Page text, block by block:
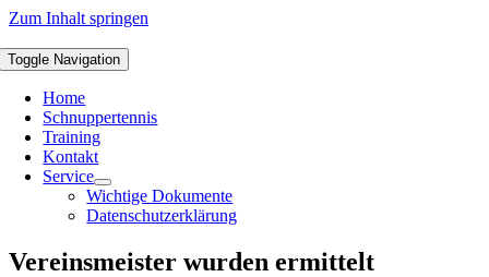
Zum Inhalt springen
Toggle Navigation
Home
Schnuppertennis
Training
Kontakt
Service
Wichtige Dokumente
Datenschutzerklärung
Vereinsmeister wurden ermittelt